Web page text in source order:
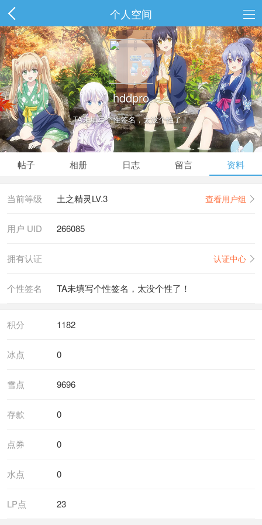
个人空间
hddpro
TA未填写个性签名，太没个性了！
帖子 相册 日志 留言 资料
当前等级 土之精灵LV.3 查看用户组
用户 UID 266085
拥有认证 认证中心
个性签名 TA未填写个性签名，太没个性了！
积分 1182
冰点 0
雪点 9696
存款 0
点券 0
水点 0
LP点 23